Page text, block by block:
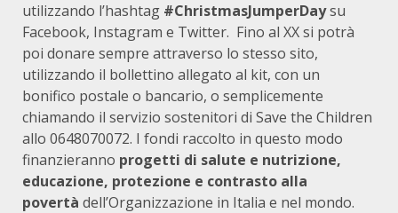
utilizzando l’hashtag #ChristmasJumperDaysu
Facebook, Instagram e Twitter. Fino al XX si potrà
poi donare sempre attraverso lo stesso sito,
utilizzando il bollettino allegato al kit, con un
bonifico postale o bancario, o semplicemente
chiamando il servizio sostenitori di Save the Children
allo 0648070072. I fondi raccolto in questo modo
finanzieranno progetti di salute e nutrizione,
educazione, protezione e contrasto alla
povertà dell’Organizzazione in Italia e nel mondo.